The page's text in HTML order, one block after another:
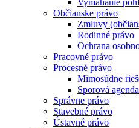
Vymáhanie
Občianske právo
Zmluvy
Rodinné právo
Ochrana
Pracovné právo
Procesné právo
Mimosúdne
Sporová agenda
Správne právo
Stavebné právo
Ústavné právo